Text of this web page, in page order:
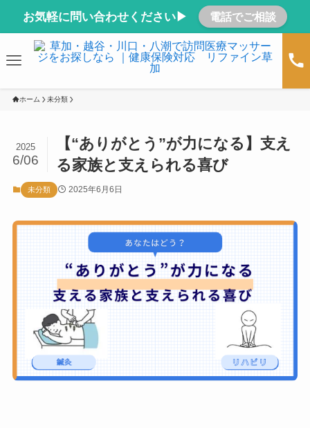
お気軽に問い合わせください▶ 電話でご相談
ホーム 未分類
【“ありがとう”が力になる】支え
る家族と支えられる喜び
2025
6/06
未分類 2025年6月6日